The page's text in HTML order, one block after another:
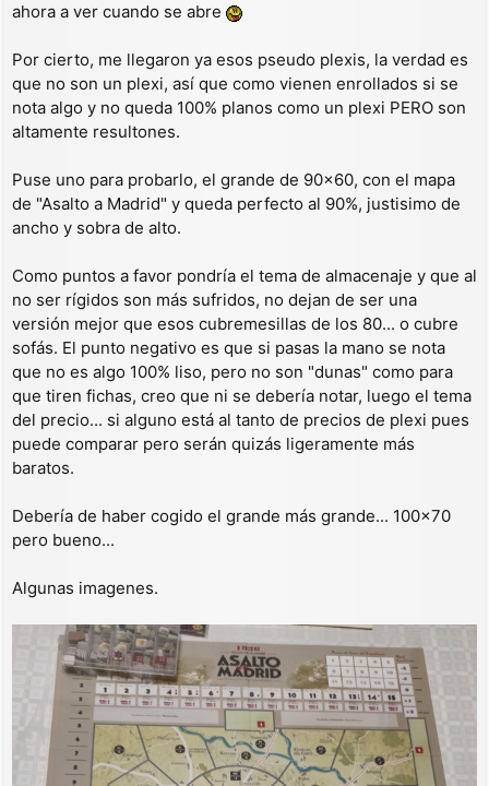
s
e
ahora a ver cuando se abre
Por cierto, me llegaron ya esos pseudo plexis, la verdad es
que no son un plexi, así que como vienen enrollados si se
nota algo y no queda 100% planos como un plexi PERO son
altamente resultones.
Puse uno para probarlo, el grande de 90x60, con el mapa
de "Asalto a Madrid" y queda perfecto al 90%, justisimo de
ancho y sobra de alto.
Como puntos a favor pondría el tema de almacenaje y que al
no ser rígidos son más sufridos, no dejan de ser una
versión mejor que esos cubremesillas de los 80... o cubre
sofás. El punto negativo es que si pasas la mano se nota
que no es algo 100% liso, pero no son "dunas" como para
que tiren fichas, creo que ni se debería notar, luego el tema
del precio... si alguno está al tanto de precios de plexi pues
puede comparar pero serán quizás ligeramente más
baratos.
Debería de haber cogido el grande más grande... 100x70
pero bueno...
Algunas imagenes.